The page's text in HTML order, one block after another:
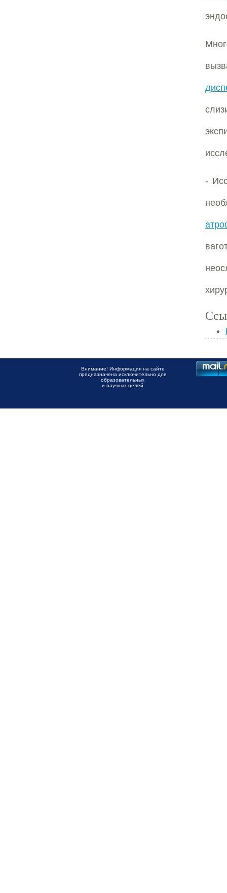
-
Внимание! Информация на сайте
предназначена исключительно для
образовательных
и научных целей